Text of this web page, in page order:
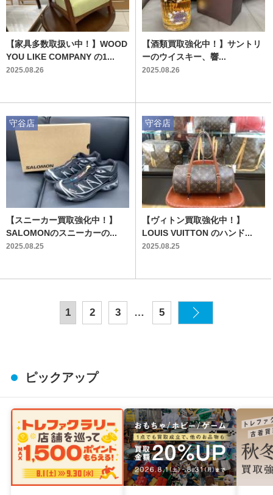
【家具多数取扱い中！】WOOD
YOU LIKE COMPANY の1...
2025.08.26
【酒類買取強化中！】サントリ
ーのウイスキー、響...
2025.08.26
【スニーカー買取強化中！】
SALOMONのスニーカーの...
2025.08.25
守谷店
【ヴィトン買取強化中！】
LOUIS VUITTON のハンド...
2025.08.25
守谷店
1 2 3 … 5
ピックアップ